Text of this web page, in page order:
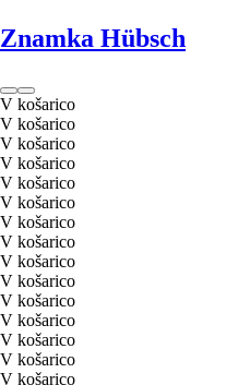
Znamka Hübsch
V košarico
V košarico
V košarico
V košarico
V košarico
V košarico
V košarico
V košarico
V košarico
V košarico
V košarico
V košarico
V košarico
V košarico
V košarico